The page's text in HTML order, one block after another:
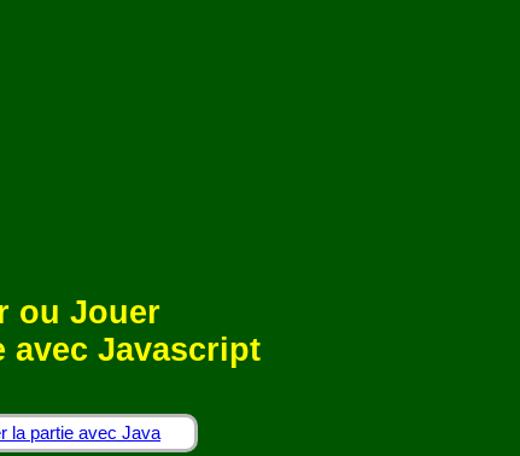
ou Jouer
avec Javascript
la partie avec Java